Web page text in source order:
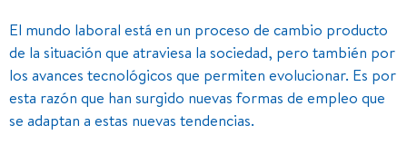
El mundo laboral está en un proceso de cambio producto
de la situación que atraviesa la sociedad, pero también por
los avances tecnológicos que permiten evolucionar. Es por
esta razón que han surgido nuevas formas de empleo que
se adaptan a estas nuevas tendencias.